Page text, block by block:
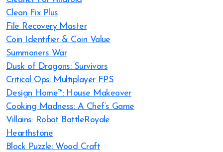
Clean Fix Plus
File Recovery Master
Coin Identifier & Coin Value
Summoners War
Dusk of Dragons: Survivors
Critical Ops: Multiplayer FPS
Design Home™: House Makeover
Cooking Madness: A Chef’s Game
Villains: Robot BattleRoyale
Hearthstone
Block Puzzle: Wood Craft